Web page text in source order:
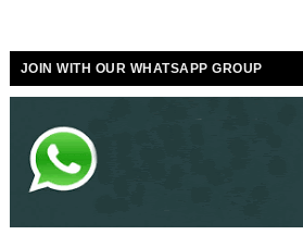
JOIN WITH OUR WHATSAPP GROUP